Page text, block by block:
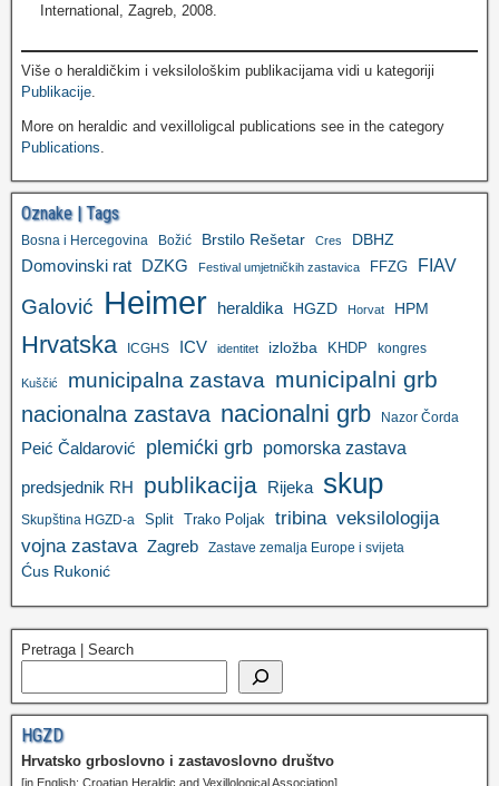
International, Zagreb, 2008.
Više o heraldičkim i veksilološkim publikacijama vidi u kategoriji
Publikacije
More on heraldic and vexilloligcal publications see in the category
Publications
Oznake | Tags
Bosna i Hercegovina Božić Brstilo Rešetar Cres DBHZ
Domovinski rat DZKG Festival umjetničkih zastavica FFZG FIAV
Galović Heimer heraldika HGZD Horvat HPM
Hrvatska ICGHS ICV identitet izložba KHDP kongres
Kuščić municipalna zastava municipalni grb
nacionalna zastava nacionalni grb Nazor Čorda
Peić Čaldarović plemićki grb pomorska zastava
predsjednik RH publikacija Rijeka skup
Skupština HGZD-a Split Trako Poljak tribina veksilologija
vojna zastava Zagreb Zastave zemalja Europe i svijeta
Ćus Rukonić
Pretraga | Search
HGZD
Hrvatsko grboslovno i zastavoslovno društvo
[in English: Croatian Heraldic and Vexillological Association]